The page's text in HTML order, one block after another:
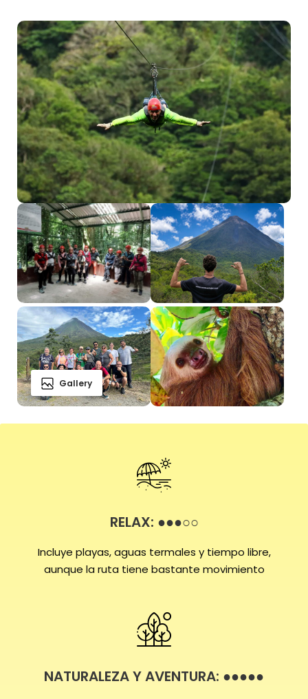
Gallery
RELAX: ●●●○○
Incluye playas, aguas termales y tiempo libre,
aunque la ruta tiene bastante movimiento
NATURALEZA Y AVENTURA: ●●●●●